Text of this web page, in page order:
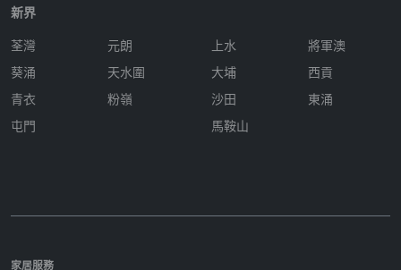
新界
荃灣
葵涌
青衣
屯門
元朗
天水圍
粉嶺
上水
大埔
沙田
馬鞍山
將軍澳
西貢
東涌
家居服務